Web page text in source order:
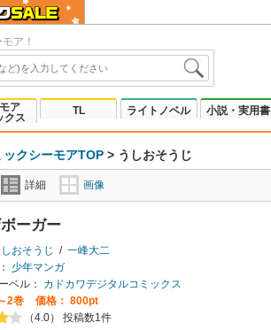
ア！
ア
クス
TL ライトノベル 小説・実用書
クシーモアTOP > うしおそうじ
詳細 画像
ーガー
しおそうじ / 一峰大二
少年マンガ
ベル：
カドカワデジタルコミックス
2巻
価格： 800pt
（4.0） 投稿数1件